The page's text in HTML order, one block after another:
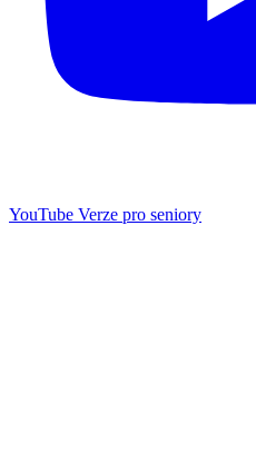
YouTube Verze pro seniory